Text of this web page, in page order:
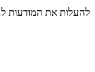
להעלות את המודעות